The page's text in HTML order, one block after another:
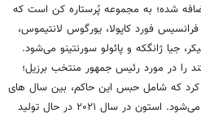
اضافه شده؛ به مجموعه پُرستاره کن است که
فورد کاپولا، یورگوس لانتیموس،
جیا ژانگکه و پائولو سورنتینو می‌شود.
را در مورد رئیس جمهور منتخب برزیل؛
کرد که شامل حبس این حاکم، بین سال های
۲۰۱۸ تا ۲۰۱۹ و بازگشت او به قدرت می‌شود. استون در سال ۲۰۲۱ در حال تولید